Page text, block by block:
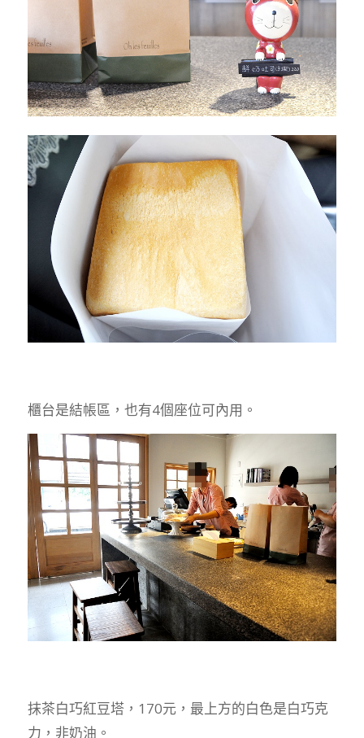
櫃台是結帳區，也有4個座位可內用。
抹茶白巧紅豆塔，170元，最上方的白色是白巧克
力，非奶油。